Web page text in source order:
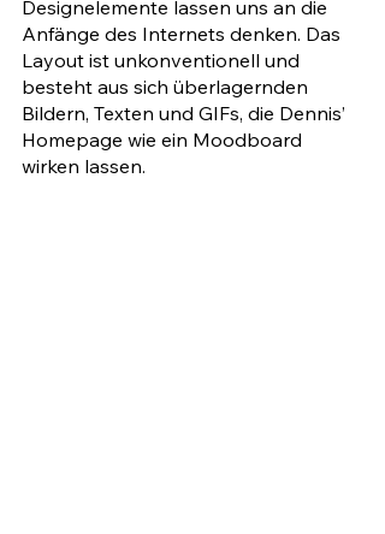
Designelemente lassen uns an die
Anfänge des Internets denken. Das
Layout ist unkonventionell und
besteht aus sich überlagernden
Bildern, Texten und GIFs, die Dennis’
Homepage wie ein Moodboard
wirken lassen.